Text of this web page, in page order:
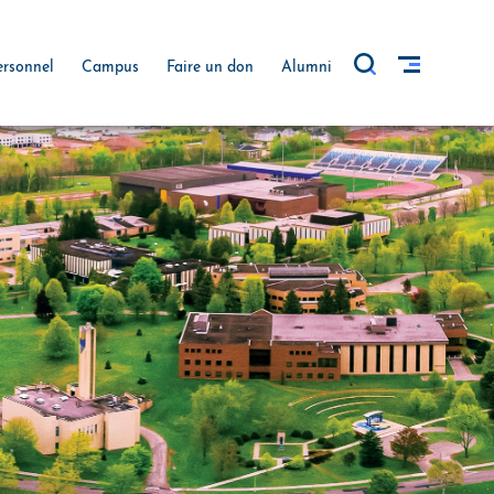
Campus Faire un don Alumni